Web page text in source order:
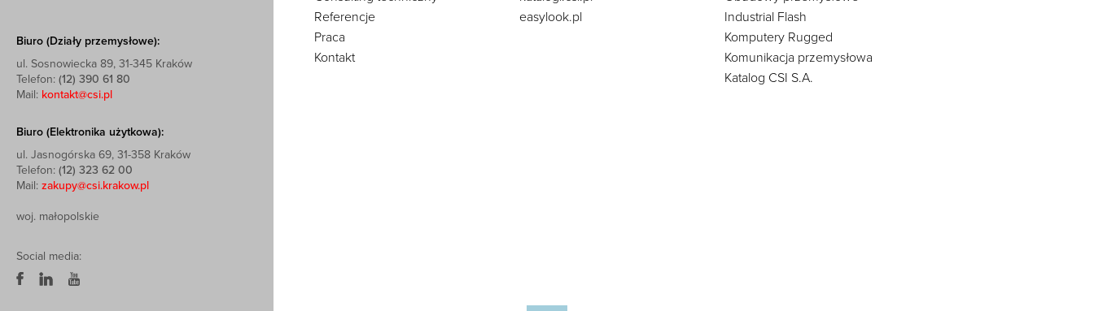
Biuro (Działy przemysłowe):
ul. Sosnowiecka 89, 31-345 Kraków
Telefon: (12) 390 61 80
Mail: kontakt@csi.pl
Biuro (Elektronika użytkowa):
ul. Jasnogórska 69, 31-358 Kraków
Telefon: (12) 323 62 00
Mail: zakupy@csi.krakow.pl
woj. małopolskie
Social media:
Referencje
Praca
Kontakt
easylook.pl
Industrial Flash
Komputery Rugged
Komunikacja przemysłowa
Katalog CSI S.A.